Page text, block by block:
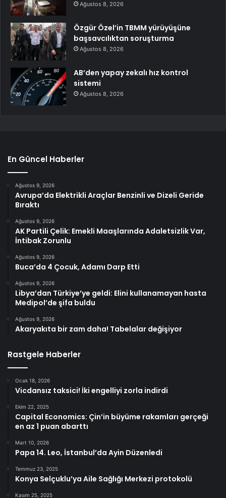
Ağustos 8, 2026
Özgür Özel’in TBMM yürüyüşüne
başsavcılıktan soruşturma
Ağustos 8, 2026
AB’den yapay zekalı hız kontrol
sistemi
Ağustos 8, 2026
En Güncel Haberler
Ağustos 9, 2026
Avrupa’da Elektrikli Araçlar Benzinli ve Dizeli Geride
Bıraktı
Ağustos 9, 2026
AK Partili Çelik: Emekli Maaşlarında Adaletsizlik Var,
İntibak Zorunlu
Ağustos 9, 2026
Buca’da 4 Çocuk, Adamı Darp Etti
Ağustos 9, 2026
Libya’dan Türkiye’ye geldi: Elini kullanamayan hasta
Medipol’de şifa buldu
Ağustos 9, 2026
Akaryakıta bir zam daha! Tabelalar değişiyor
Rastgele Haberler
Ocak 18, 2026
Vicdansız taksici! İki engelliyi zorla indirdi
Ekim 22, 2025
Capital Economics: Çin’in büyüme rakamları gerçeği
en az 1 puan abarttı
Mart 10, 2026
Papa 14. Leo, İstanbul’da Ayin Düzenledi
Temmuz 23, 2025
Konya Selçuklu’ya Aile Sağlığı Merkezi protokolü
Kasım 25, 2025